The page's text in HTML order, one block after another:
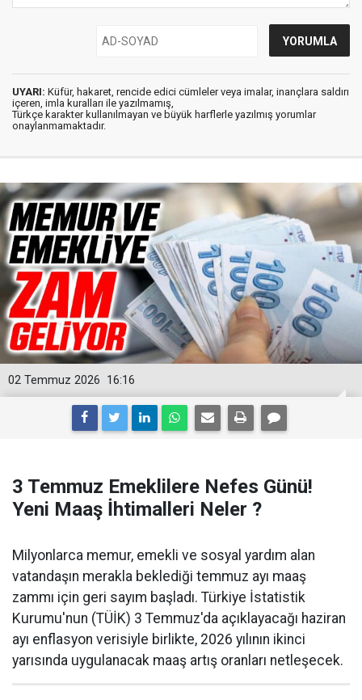
UYARI: Küfür, hakaret, rencide edici cümleler veya imalar, inançlara saldırı
içeren, imla kuralları ile yazılmamış,
Türkçe karakter kullanılmayan ve büyük harflerle yazılmış yorumlar
onaylanmamaktadır.
16:16
02 Temmuz 2026
3 Temmuz Emeklilere Nefes Günü!
Yeni Maaş İhtimalleri Neler ?
Milyonlarca memur, emekli ve sosyal yardım alan
vatandaşın merakla beklediği temmuz ayı maaş
zammı için geri sayım başladı. Türkiye İstatistik
Kurumu'nun (TÜİK) 3 Temmuz'da açıklayacağı haziran
ayı enflasyon verisiyle birlikte, 2026 yılının ikinci
yarısında uygulanacak maaş artış oranları netleşecek.